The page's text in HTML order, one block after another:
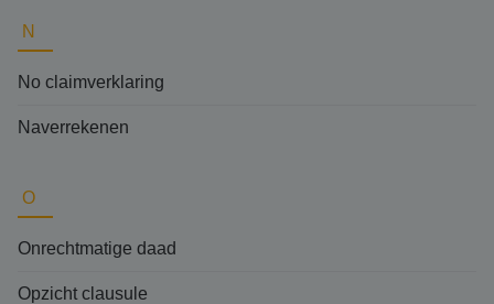
N
No claimverklaring
Naverrekenen
O
Onrechtmatige daad
Opzicht clausule